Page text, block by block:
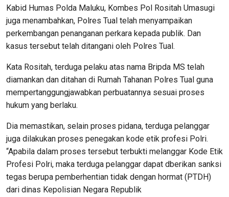
Kabid Humas Polda Maluku, Kombes Pol Rositah Umasugi
juga menambahkan, Polres Tual telah menyampaikan
perkembangan penanganan perkara kepada publik. Dan
kasus tersebut telah ditangani oleh Polres Tual.
Kata Rositah, terduga pelaku atas nama Bripda MS telah
diamankan dan ditahan di Rumah Tahanan Polres Tual guna
mempertanggungjawabkan perbuatannya sesuai proses
hukum yang berlaku.
Dia memastikan, selain proses pidana, terduga pelanggar
juga dilakukan proses penegakan kode etik profesi Polri.
“Apabila dalam proses tersebut terbukti melanggar Kode Etik
Profesi Polri, maka terduga pelanggar dapat dberikan sanksi
tegas berupa pemberhentian tidak dengan hormat (PTDH)
dari dinas Kepolisian Negara Republik